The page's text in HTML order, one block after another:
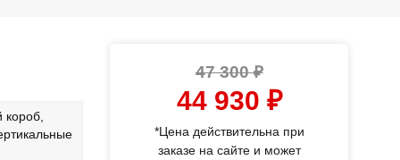
короб,
47 300₽
44 930 ₽
*Цена действительна при
заказе на сайте и может